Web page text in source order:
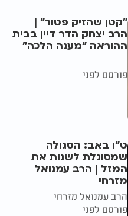
"קטן שהזיק פטור" |
הרב יצחק הדר דיין בבית
ההוראה "מענה הלכה"
פורסם לפני
ט"ו באב: הסגולה
שמסוגלת לשנות את
המזל | הרב עמנואל
מזרחי
הרב עמנואל מזרחי
פורסם לפני